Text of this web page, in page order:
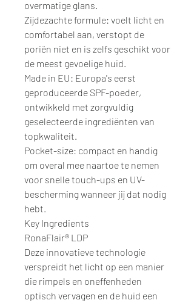
overmatige glans.
Zijdezachte formule: voelt licht en
comfortabel aan, verstopt de
poriën niet en is zelfs geschikt voor
de meest gevoelige huid.
Made in EU: Europa's eerst
geproduceerde SPF-poeder,
ontwikkeld met zorgvuldig
geselecteerde ingrediënten van
topkwaliteit.
Pocket-size: compact en handig
om overal mee naartoe te nemen
voor snelle touch-ups en UV-
bescherming wanneer jij dat nodig
hebt.
Key Ingredients
RonaFlair® LDP
Deze innovatieve technologie
verspreidt het licht op een manier
die rimpels en oneffenheden
optisch vervagen en de huid een